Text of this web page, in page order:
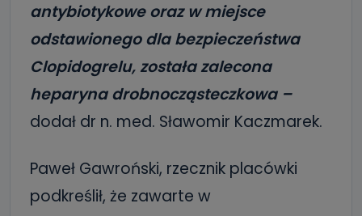
antybiotykowe oraz w miejsce
odstawionego dla bezpieczeństwa
Clopidogrelu, została zalecona
heparyna drobnocząsteczkowa –
dodał dr n. med. Sławomir Kaczmarek.
Paweł Gawroński, rzecznik placówki
podkreślił, że zawarte w